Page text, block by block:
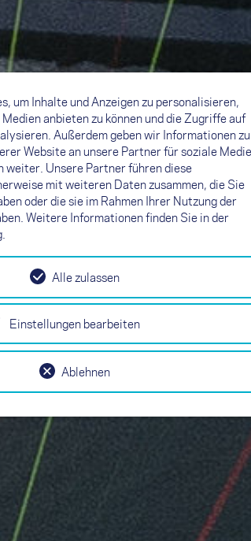
um Inhalte und Anzeigen zu personalisieren,
anbieten zu können und die Zugriffe auf
Außerdem geben wir Informationen zu
Website an unsere Partner für soziale
weiter. Unsere Partner führen diese
mit weiteren Daten zusammen, die Sie
oder die sie im Rahmen Ihrer Nutzung der
Weitere Informationen finden Sie in der
Einstellungen bearbeiten
Ablehnen
Alle zulassen